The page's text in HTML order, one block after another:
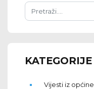
KATEGORIJE
Vijesti iz općine